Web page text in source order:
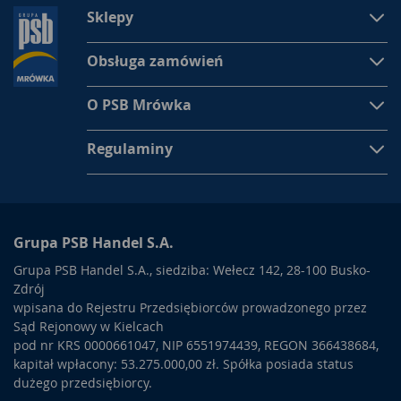
Sklepy
Obsługa zamówień
O PSB Mrówka
Regulaminy
Grupa PSB Handel S.A.
Grupa PSB Handel S.A., siedziba: Wełecz 142, 28-100 Busko-
Zdrój
wpisana do Rejestru Przedsiębiorców prowadzonego przez
Sąd Rejonowy w Kielcach
pod nr KRS 0000661047, NIP 6551974439, REGON 366438684,
kapitał wpłacony: 53.275.000,00 zł. Spółka posiada status
dużego przedsiębiorcy.